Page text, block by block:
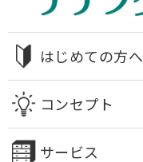
はじめての方へ
コンセプト
サービス